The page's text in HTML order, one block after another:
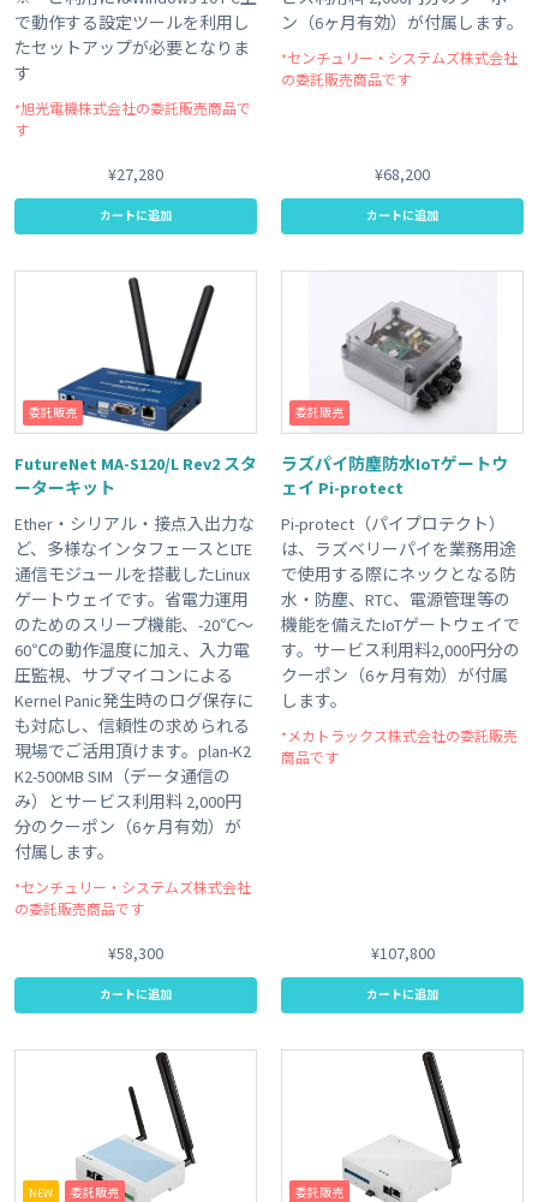
で動作する設定ツールを利用し
たセットアップが必要となりま
す
*旭光電機株式会社の委託販売商品で
す
¥27,280
カートに追加
ン（6ヶ月有効）が付属します。
*センチュリー・システムズ株式会社
の委託販売商品です
¥68,200
カートに追加
委託販売
FutureNet MA-S120/L Rev2 スタ
ーターキット
Ether・シリアル・接点入出力な
ど、多様なインタフェースとLTE
通信モジュールを搭載したLinux
ゲートウェイです。省電力運用
のためのスリープ機能、-20℃～
60℃の動作温度に加え、入力電
圧監視、サブマイコンによる
Kernel Panic発生時のログ保存に
も対応し、信頼性の求められる
現場でご活用頂けます。plan-K2
K2-500MB SIM（データ通信の
み）とサービス利用料 2,000円
分のクーポン（6ヶ月有効）が
付属します。
*センチュリー・システムズ株式会社
の委託販売商品です
¥58,300
カートに追加
委託販売
ラズパイ防塵防水IoTゲートウ
ェイ Pi-protect
Pi-protect（パイプロテクト）
は、ラズベリーパイを業務用途
で使用する際にネックとなる防
水・防塵、RTC、電源管理等の
機能を備えたIoTゲートウェイで
す。サービス利用料2,000円分の
クーポン（6ヶ月有効）が付属
します。
*メカトラックス株式会社の委託販売
商品です
¥107,800
カートに追加
NEW 委託販売 委託販売